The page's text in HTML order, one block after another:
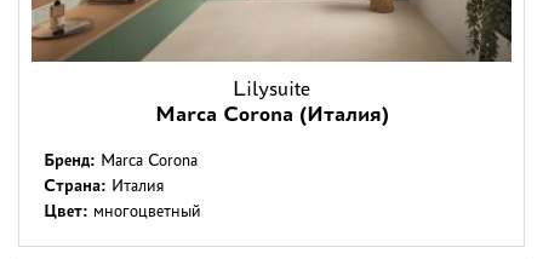
Lilysuite
Marca Corona (Италия)
Бренд: Marca Corona
Страна: Италия
Цвет: многоцветный